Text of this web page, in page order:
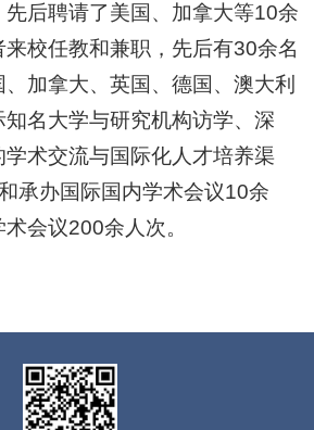
后聘请了美国、加拿大等10余
校任教和兼职，先后有30余名
加拿大、英国、德国、澳大利
名大学与研究机构访学、深
术交流与国际化人才培养渠
承办国际国内学术会议10余
会议200余人次。